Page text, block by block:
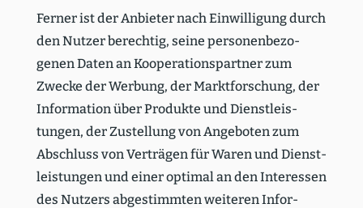
Ferner ist der Anbieter nach Einwil­ligung durch
den Nutzer berechtig, seine perso­nen­be­zo­
genen Daten an Koope­ra­ti­ons­partner zum
Zwecke der Werbung, der Markt­for­schung, der
Infor­mation über Produkte und Dienst­leis­
tungen, der Zustellung von Angeboten zum
Abschluss von Verträgen für Waren und Dienst­
leis­tungen und einer optimal an den Inter­essen
des Nutzers abgestimmten weiteren Infor­